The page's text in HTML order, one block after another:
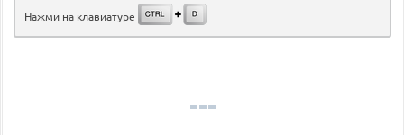
Нажми на клавиатуре